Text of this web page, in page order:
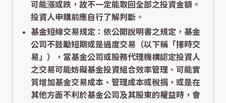
可能漲或跌，故不一定能取回全部之投資金額。
投資人申購前應自行了解判斷。
基金短線交易規定：依公開說明書之規定，基金
公司不鼓勵短期或是過度交易（以下稱「擇時交
易」），當基金公司或股務代理機構認定投資人
之交易可能妨礙基金投資組合效率管理、可能實
質增加基金交易成本、管理成本或稅捐，或是在
其他方面不利於基金公司及其股東的權益時，會